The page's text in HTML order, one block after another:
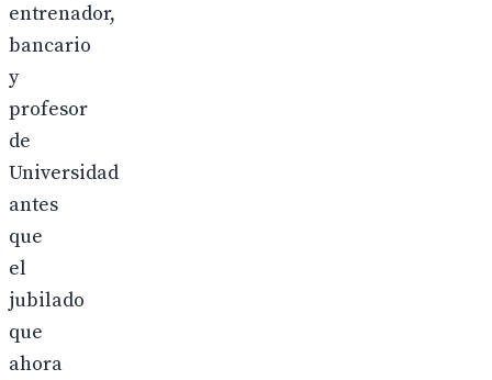
entrenador,
bancario
y
profesor
de
Universidad
antes
que
el
jubilado
que
ahora